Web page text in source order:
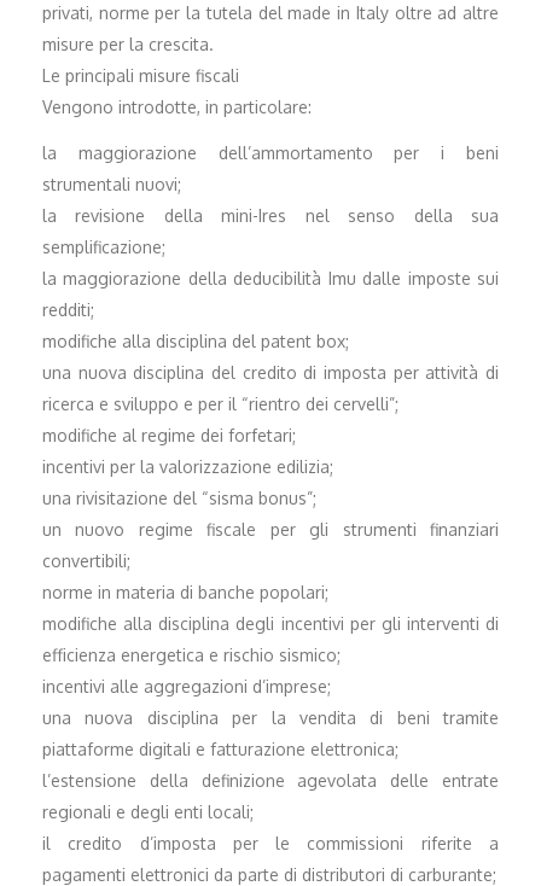
privati, norme per la tutela del made in Italy oltre ad altre
misure per la crescita.
Le principali misure fiscali
Vengono introdotte, in particolare:
la maggiorazione dell’ammortamento per i beni
strumentali nuovi;
la revisione della mini-Ires nel senso della sua
semplificazione;
la maggiorazione della deducibilità Imu dalle imposte sui
redditi;
modifiche alla disciplina del patent box;
una nuova disciplina del credito di imposta per attività di
ricerca e sviluppo e per il “rientro dei cervelli”;
modifiche al regime dei forfetari;
incentivi per la valorizzazione edilizia;
una rivisitazione del “sisma bonus”;
un nuovo regime fiscale per gli strumenti finanziari
convertibili;
norme in materia di banche popolari;
modifiche alla disciplina degli incentivi per gli interventi di
efficienza energetica e rischio sismico;
incentivi alle aggregazioni d’imprese;
una nuova disciplina per la vendita di beni tramite
piattaforme digitali e fatturazione elettronica;
l’estensione della definizione agevolata delle entrate
regionali e degli enti locali;
il credito d’imposta per le commissioni riferite a
pagamenti elettronici da parte di distributori di carburante;